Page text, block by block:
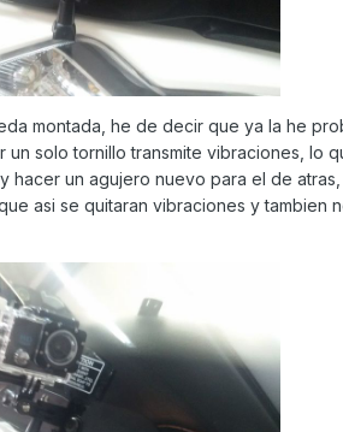
montada, he de decir que ya la he
un solo tornillo transmite vibraciones, lo
hacer un agujero nuevo para el de
asi se quitaran vibraciones y tambien